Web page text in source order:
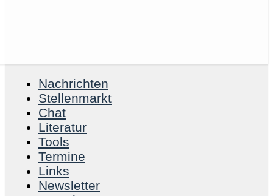
Nachrichten
Stellenmarkt
Chat
Literatur
Tools
Termine
Links
Newsletter